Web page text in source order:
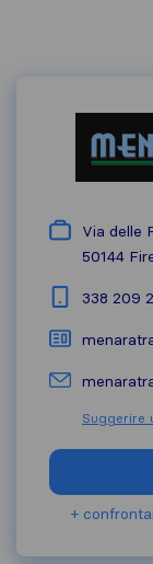
Via delle
50144
338 209
Suggerire
+